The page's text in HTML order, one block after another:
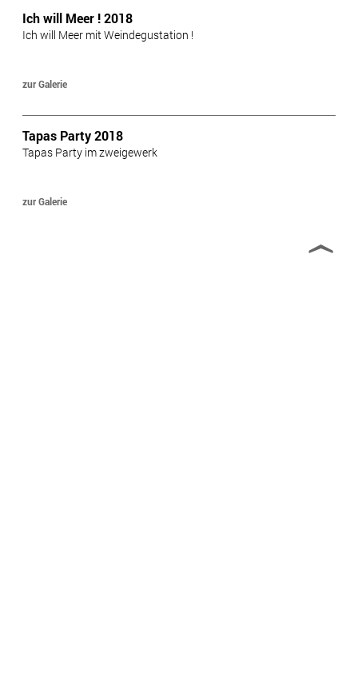
Ich will Meer ! 2018
Ich will Meer mit Weindegustation !
zur Galerie
Tapas Party 2018
Tapas Party im zweigewerk
zur Galerie